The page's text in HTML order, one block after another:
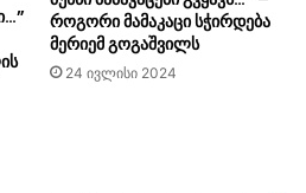
როგორი მამაკაცი სჭირდება
მერიემ გოგაშვილს
24 ივლისი 2024